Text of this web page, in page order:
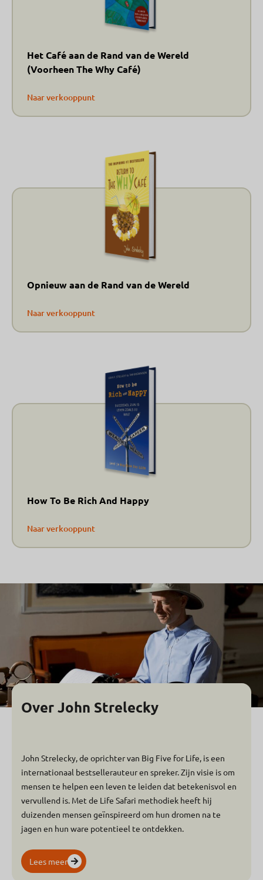
Het Café aan de Rand van de Wereld
(Voorheen The Why Café)
Naar verkooppunt
Opnieuw aan de Rand van de Wereld
Naar verkooppunt
How To Be Rich And Happy
Naar verkooppunt
Over John Strelecky
John Strelecky, de oprichter van Big Five for Life, is een
internationaal bestsellerauteur en spreker. Zijn visie is om
mensen te helpen een leven te leiden dat betekenisvol en
vervullend is. Met de Life Safari methodiek heeft hij
duizenden mensen geïnspireerd om hun dromen na te
jagen en hun ware potentieel te ontdekken.
Lees meer